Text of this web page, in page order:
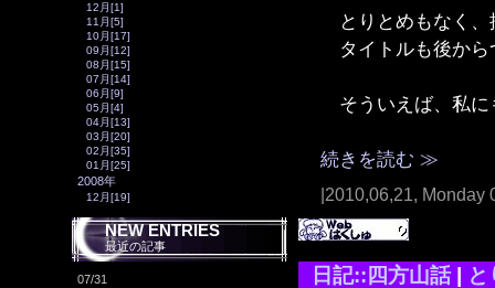
12月[1]
11月[5]
10月[17]
09月[12]
08月[15]
07月[14]
06月[9]
05月[4]
04月[13]
03月[20]
02月[35]
01月[25]
2008年
12月[19]
NEW ENTRIES
最近の記事
07/31
とりとめもなく、
タイトルも後から
そういえば、私に
続きを読む ≫
|2010,06,21, Monday
日記::四方山話|